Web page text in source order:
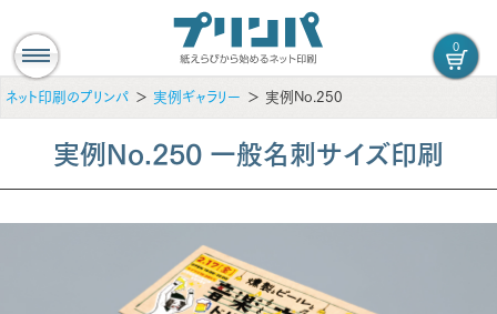
0
ネット印刷のプリンパ 実例ギャラリー 実例No.250
実例No.250 一般名刺サイズ印刷